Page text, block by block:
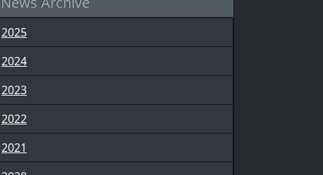
2025
2024
2023
2022
2021